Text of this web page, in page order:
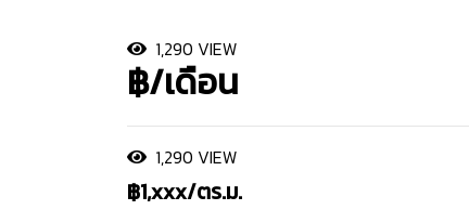
1,290 VIEW
฿/เดือน
1,290 VIEW
฿1,xxx/ตร.ม.